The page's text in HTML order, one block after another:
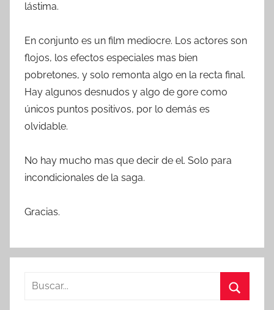
lástima.
En conjunto es un film mediocre. Los actores son
flojos, los efectos especiales mas bien
pobretones, y solo remonta algo en la recta final.
Hay algunos desnudos y algo de gore como
únicos puntos positivos, por lo demás es
olvidable.
No hay mucho mas que decir de el. Solo para
incondicionales de la saga.
Gracias.